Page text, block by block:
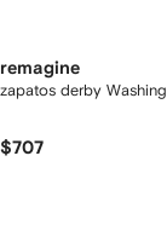
remagine
zapatos derby
$707